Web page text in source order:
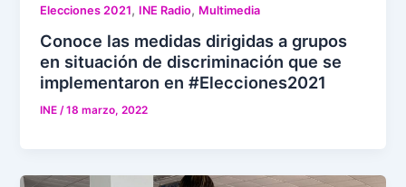
Elecciones 2021, INE Radio, Multimedia
Conoce las medidas dirigidas a grupos
en situación de discriminación que se
implementaron en #Elecciones2021
INE/18 marzo, 2022